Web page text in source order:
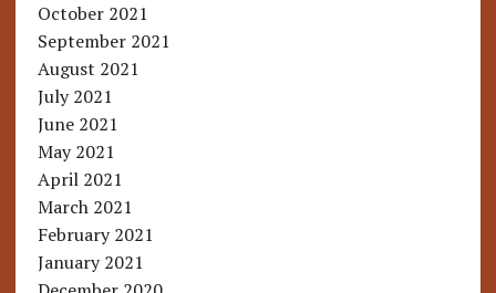
October 2021
September 2021
August 2021
July 2021
June 2021
May 2021
April 2021
March 2021
February 2021
January 2021